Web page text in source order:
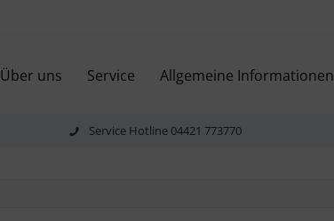
Über uns Service Allgemeine Informationen
Service Hotline 04421 773770